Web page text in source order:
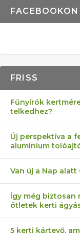
FRISS
Fűnyírók
telkedhez?
Új perspektíva a
alumínium
Van új a Nap
Így még biztosan
ötletek kerti
5 kerti kártevő,